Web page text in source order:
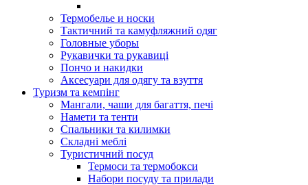
Термобелье и носки
Тактичний та камуфляжний одяг
Головные уборы
Рукавички та рукавиці
Пончо и накидки
Аксесуари для одягу та взуття
Туризм та кемпінг
Мангали, чаши для багаття, печі
Намети та тенти
Спальники та килимки
Складні меблі
Туристичний посуд
Термоси та термобокси
Набори посуду та прилади